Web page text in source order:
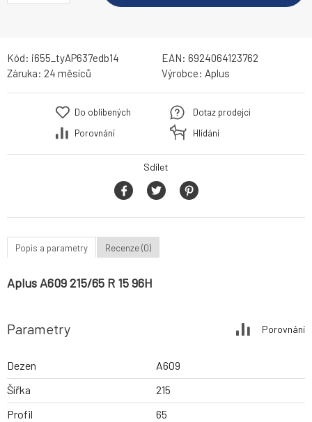
Kód: i655_tyAP637edb14 EAN: 6924064123762
Záruka: 24 měsíců Výrobce: Aplus
Do oblíbených
Porovnání
Dotaz prodejci
Hlídání
Sdílet
Popis a parametry Recenze (0)
Aplus A609 215/65 R 15 96H
Parametry Porovnání
Dezen
A609
Šířka
215
Profil
65